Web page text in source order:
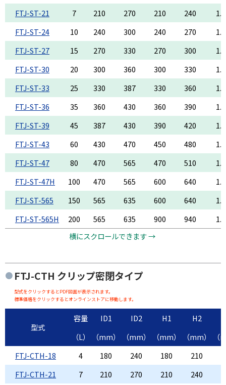
FTJ-ST-21
7 210 270 210 240
1.2
FTJ-ST-24
10 240 300 240 270
1.2
FTJ-ST-27
15 270 330 270 300
1.2
FTJ-ST-30
20 300 360 300 330
1.2
FTJ-ST-33
25 330 387 330 360
1.2
FTJ-ST-36
35 360 430 360 390
1.2
FTJ-ST-39
45 387 430 390 420
1.2
FTJ-ST-43
60 430 470 450 480
1.2
FTJ-ST-47
80 470 565 470 510
1.5
FTJ-ST-47H
100 470 565 600 640
1.5
FTJ-ST-565
150 565 635 600 640
1.5
FTJ-ST-565H
200 565 635 900 940
1.5
横にスクロールできます →
FTJ-CTH クリップ密閉タイプ
型式をクリックするとPDF図面が表示されます。
標準価格をクリックするとオンラインストアに移動します。
型式
容量 ID1 ID2 H1 H2
（L）
（mm） （mm） （mm） （mm）
FTJ-CTH-18
4 180 240 180 210
FTJ-CTH-21
7 210 270 210 240